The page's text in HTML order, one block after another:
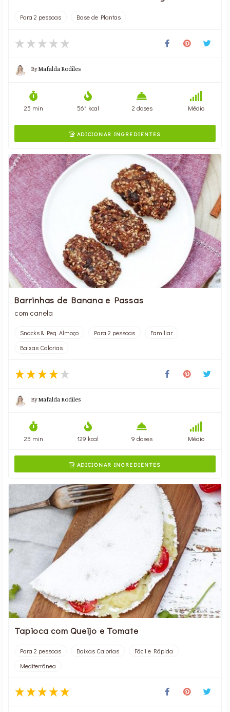
Para 2 pessoas Base de Plantas
ByMafalda Rodiles
25 min 561 kcal 2 doses Médio
ADICIONAR INGREDIENTES
Barrinhas de Banana e Passas
com canela
Snacks & Peq. Almoço Para 2 pessoas
Familiar
Baixas Calorias
ByMafalda Rodiles
25 min 129 kcal 9 doses Médio
ADICIONAR INGREDIENTES
Tapioca com Queijo e Tomate
Para 2 pessoas Baixas Calorias
Fácil e Rápida
Mediterrânea